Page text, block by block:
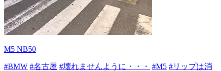
M5 NB50
#BMW #名古屋 #壊れませんように・・・ #M5 #リップは消